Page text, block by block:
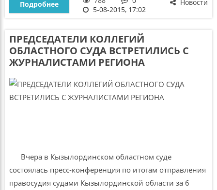
Новости
Подробнее
5-08-2015, 17:02
ПРЕДСЕДАТЕЛИ КОЛЛЕГИЙ
ОБЛАСТНОГО СУДА ВСТРЕТИЛИСЬ С
ЖУРНАЛИСТАМИ РЕГИОНА
Вчера в Кызылординском областном суде
состоялась пресс-конференция по итогам отправления
правосудия судами Кызылординской области за 6